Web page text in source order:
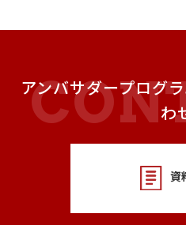
アンバサダープログ
わ
資